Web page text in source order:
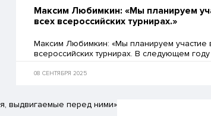
Максим Любимкин: «Мы планируем
всех всероссийских турнирах.»
Максим Любимкин: «Мы планируем участие
всероссийских турнирах. В следующем году
выступать во всех значимых для города
08 СЕНТЯБРЯ 2025